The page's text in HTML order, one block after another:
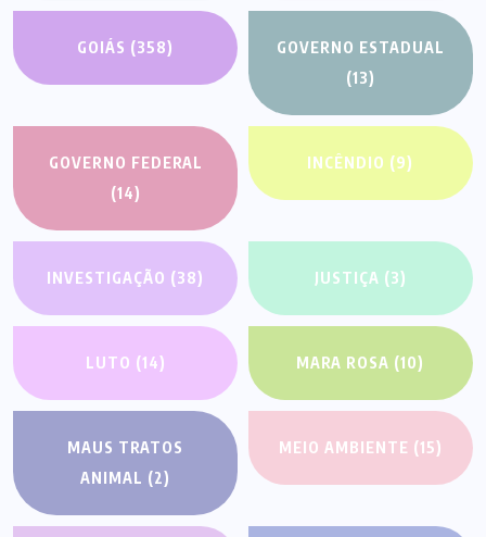
GOIÁS (358)
GOVERNO ESTADUAL
(13)
GOVERNO FEDERAL
(14)
INCÊNDIO (9)
INVESTIGAÇÃO (38) JUSTIÇA (3)
LUTO (14) MARA ROSA (10)
MAUS TRATOS
ANIMAL (2)
MEIO AMBIENTE (15)